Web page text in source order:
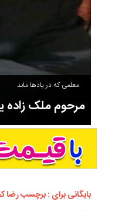
معلمی که در یادها ماند
مرحوم ملک زاده
سوادآموزی و عضو موسس مدرسه
بایگانی برای : برچسب رضا